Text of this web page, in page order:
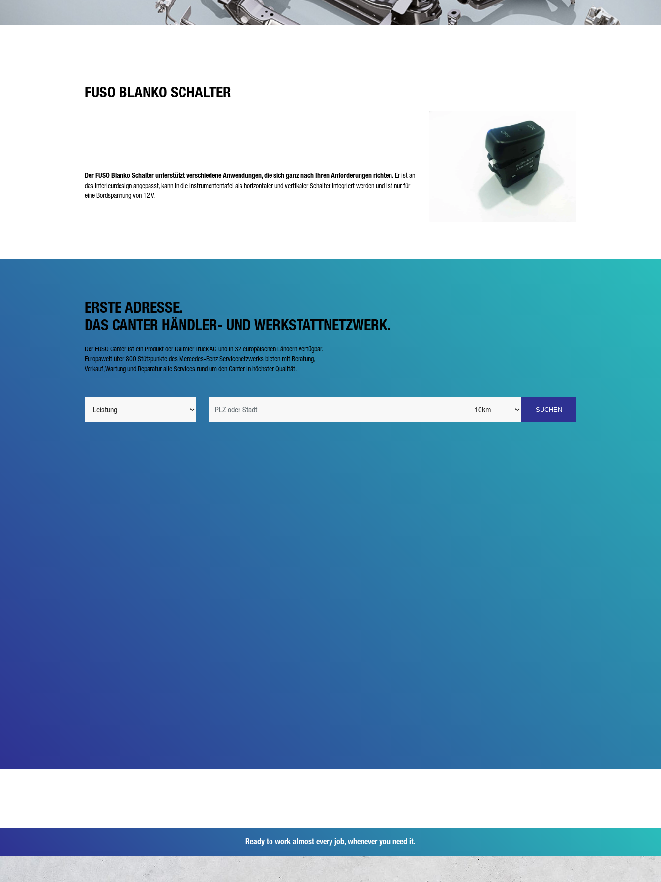
FUSO BLANKO SCHALTER
Der FUSO Blanko Schalter unterstützt verschiedene Anwendungen, die sich ganz nach Ihren Anforderungen richten.Er ist an
das Interieurdesign angepasst, kann in die Instrumententafel als horizontaler und vertikaler Schalter integriert werden und ist nur für
eine Bordspannung von 12 V.
ERSTE ADRESSE.
DAS CANTER HÄNDLER- UND WERKSTATTNETZWERK.
Der FUSO Canter ist ein Produkt der Daimler Truck AG und in 32 europäischen Ländern verfügbar.
Europaweit über 800 Stützpunkte des Mercedes-Benz Servicenetzwerks bieten mit Beratung,
Verkauf, Wartung und Reparatur alle Services rund um den Canter in höchster Qualität.
Ready to work almost every job, whenever you need it.